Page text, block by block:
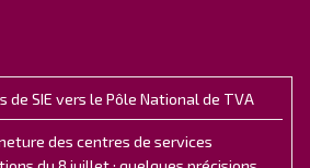
de SIE vers le Pôle National de TVA
des centres de services